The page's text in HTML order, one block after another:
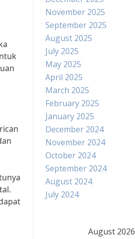
November 2025
September 2025
August 2025
July 2025
May 2025
April 2025
March 2025
February 2025
January 2025
December 2024
November 2024
October 2024
September 2024
August 2024
July 2024
August 2026